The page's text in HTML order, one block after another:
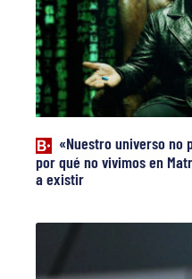
«Nuestro universo no
por qué no vivimos en
a existir